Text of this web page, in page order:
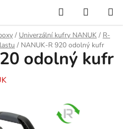
Hledat
KOŠÍK
/ Univerzální kufry NANUK / R-
/ NANUK-R 920 odolný kufr
odolný kufr